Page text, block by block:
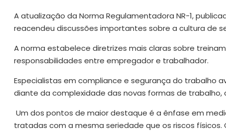
A atualização da Norma Regulamentadora NR-1,
reacendeu discussões importantes sobre a cultura de
A norma estabelece diretrizes mais claras sobre
responsabilidades entre empregador e trabalhador.
Especialistas em compliance e segurança do trabalho
diante da complexidade das novas formas de
Um dos pontos de maior destaque é a ênfase em
tratadas com a mesma seriedade que os riscos